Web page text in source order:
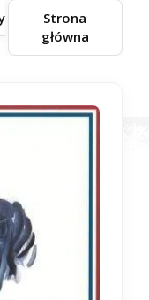
Strona
główna